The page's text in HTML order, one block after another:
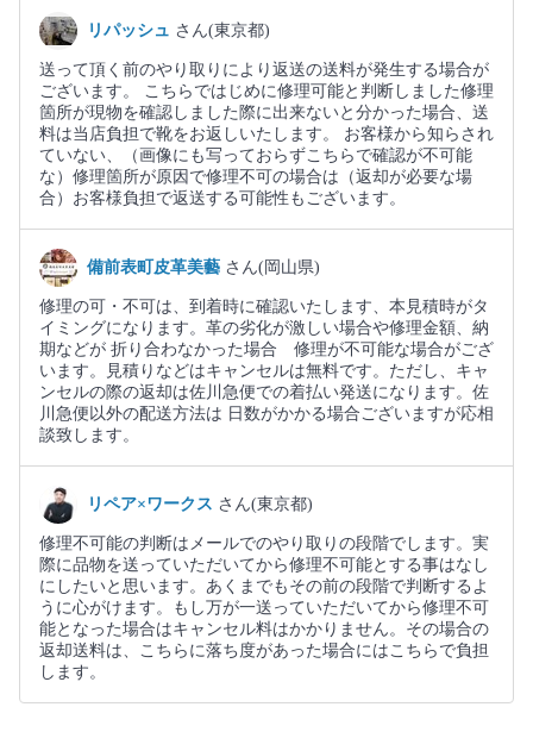
リパッシュ さん(東京都)
送って頂く前のやり取りにより返送の送料が発生する場合が
ございます。 こちらではじめに修理可能と判断しました修理
箇所が現物を確認しました際に出来ないと分かった場合、送
料は当店負担で靴をお返しいたします。 お客様から知らされ
ていない、（画像にも写っておらずこちらで確認が不可能
な）修理箇所が原因で修理不可の場合は（返却が必要な場
合）お客様負担で返送する可能性もございます。
備前表町皮革美藝 さん(岡山県)
修理の可・不可は、到着時に確認いたします、本見積時がタ
イミングになります。革の劣化が激しい場合や修理金額、納
期などが 折り合わなかった場合 修理が不可能な場合がござ
います。見積りなどはキャンセルは無料です。ただし、キャ
ンセルの際の返却は佐川急便での着払い発送になります。佐
川急便以外の配送方法は 日数がかかる場合ございますが応相
談致します。
リペア×ワークス さん(東京都)
修理不可能の判断はメールでのやり取りの段階でします。実
際に品物を送っていただいてから修理不可能とする事はなし
にしたいと思います。あくまでもその前の段階で判断するよ
うに心がけます。もし万が一送っていただいてから修理不可
能となった場合はキャンセル料はかかりません。その場合の
返却送料は、こちらに落ち度があった場合にはこちらで負担
します。